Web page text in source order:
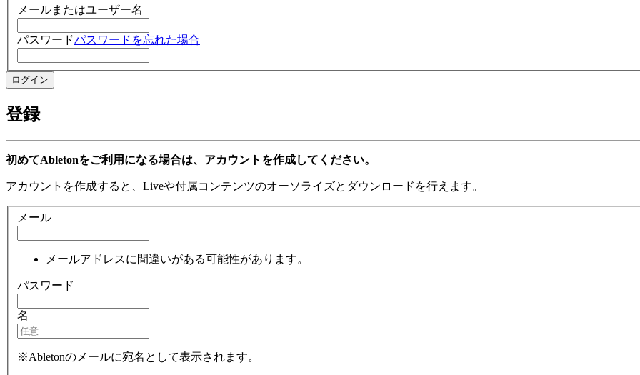
メールまたはユーザー名
パスワードパスワードを忘れた場合
登録
初めてAbletonをご利用になる場合は、アカウントを作成してください。
アカウントを作成すると、Liveや付属コンテンツのオーソライズとダウンロードを行えます。
メール
メールアドレスに間違いがある可能性があります。
パスワード
名
※Abletonのメールに宛名として表示されます。